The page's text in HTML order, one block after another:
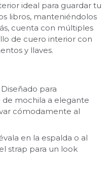
ideal para guardar tu
libros, manteniéndolos
cuenta con múltiples
de cuero interior con
y llaves.
Diseñado para
mochila a elegante
cómodamente al
en la espalda o al
strap para un look